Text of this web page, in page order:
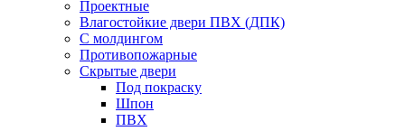
Проектные
Влагостойкие двери ПВХ (ДПК)
С молдингом
Противопожарные
Скрытые двери
Под покраску
Шпон
ПВХ